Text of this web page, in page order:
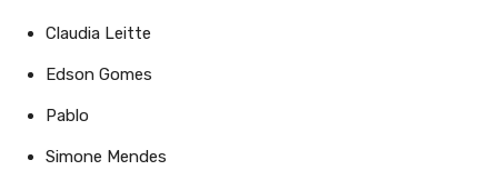
Claudia Leitte
Edson Gomes
Pablo
Simone Mendes